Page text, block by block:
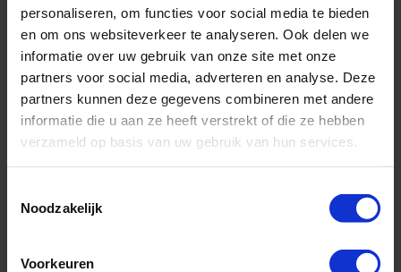
personaliseren, om functies voor social media te bieden
en om ons websiteverkeer te analyseren. Ook delen we
informatie over uw gebruik van onze site met onze
partners voor social media, adverteren en analyse. Deze
partners kunnen deze gegevens combineren met andere
informatie die u aan ze heeft verstrekt of die ze hebben
verzameld op basis van uw gebruik van hun services.
Noodzakelijk
Voorkeuren
Met een verstandig gesteld doel kunt u meer uit uw
spel halen. In plaats van voor afstand te gaan en
gewoon zo ver mogelijk te slaan, concentreert u
zichzelf meer op het oefenen van elk doel dat u stelt.
Train bijvoorbeeld kortere afstanden om de spreiding
van de slagen te verminderen!
Kies een nieuw doel voor elke slag en voel u vrij om
vaker van club te wisselen. Dit zal uw slagen nog
preciezer maken. Het oefenen van elk doel zal ook uw
zijn belangrijke componenten voor het spelen van een